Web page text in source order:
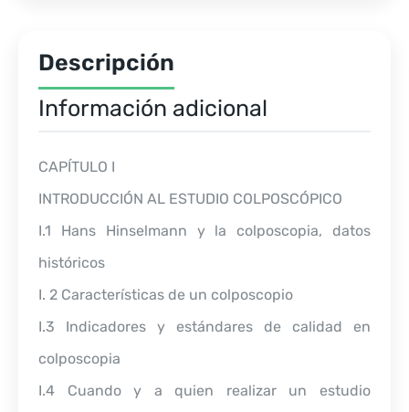
Descripción
Información adicional
CAPÍTULO I
INTRODUCCIÓN AL ESTUDIO COLPOSCÓPICO
I.1 Hans Hinselmann y la colposcopia, datos
históricos
I. 2 Características de un colposcopio
I.3 Indicadores y estándares de calidad en
colposcopia
I.4 Cuando y a quien realizar un estudio